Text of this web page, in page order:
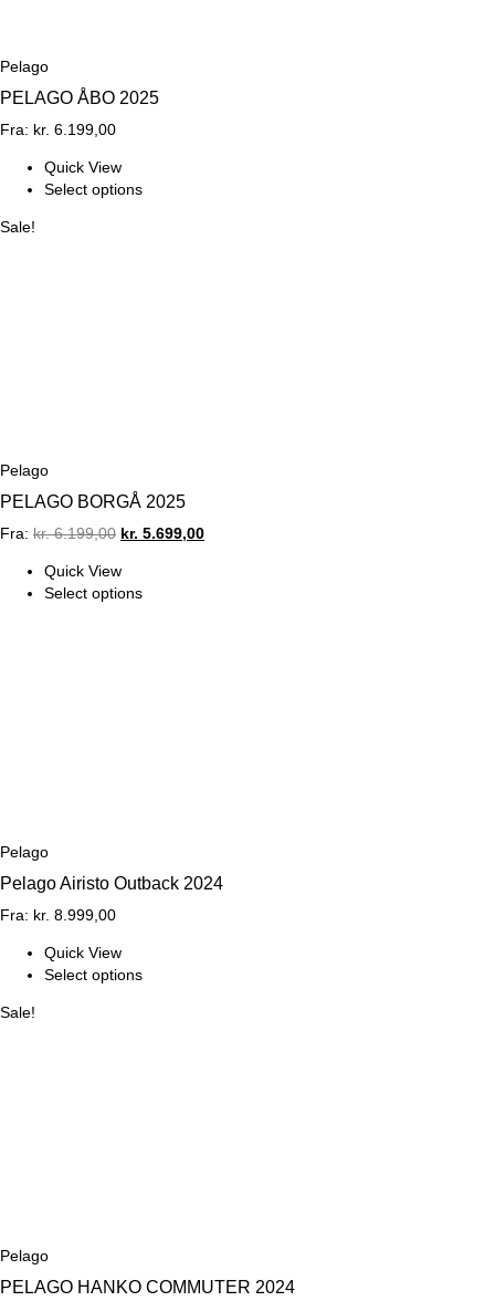
Pelago
PELAGO ÅBO 2025
Fra: kr. 6.199,00
Quick View
Select options
Sale!
Pelago
PELAGO BORGÅ 2025
Fra: kr.6.199,00 Original
was:
kr. 6.199,00.
kr. 5.699,00Current
Quick View
Select options
Pelago
Pelago Airisto Outback 2024
Fra: kr. 8.999,00
Quick View
Select options
Sale!
Pelago
PELAGO HANKO COMMUTER 2024